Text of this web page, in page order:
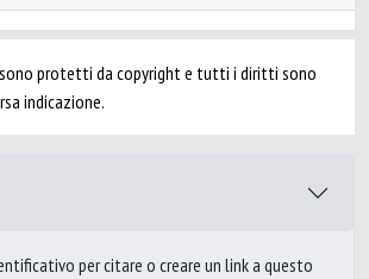
sono protetti da copyright e tutti i diritti sono
indicazione.
per citare o creare un link a questo